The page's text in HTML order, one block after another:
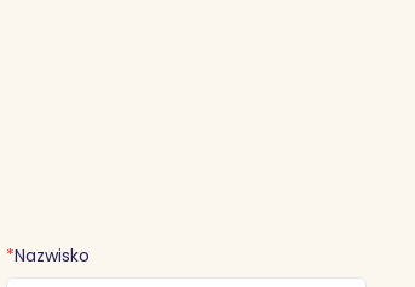
*Nazwisko